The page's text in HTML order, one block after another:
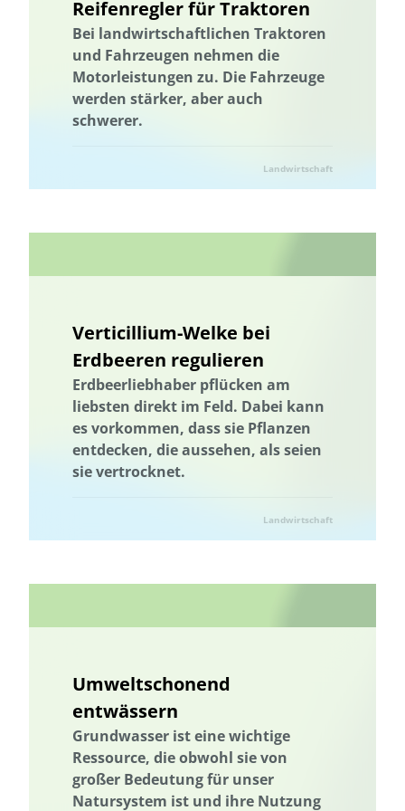
Reifenregler für Traktoren
Bei landwirtschaftlichen Traktoren
und Fahrzeugen nehmen die
Motorleistungen zu. Die Fahrzeuge
werden stärker, aber auch
schwerer.
Landwirtschaft
Verticillium-Welke bei
Erdbeeren regulieren
Erdbeerliebhaber pflücken am
liebsten direkt im Feld. Dabei kann
es vorkommen, dass sie Pflanzen
entdecken, die aussehen, als seien
sie vertrocknet.
Landwirtschaft
Umweltschonend
entwässern
Grundwasser ist eine wichtige
Ressource, die obwohl sie von
großer Bedeutung für unser
Natursystem ist und ihre Nutzung